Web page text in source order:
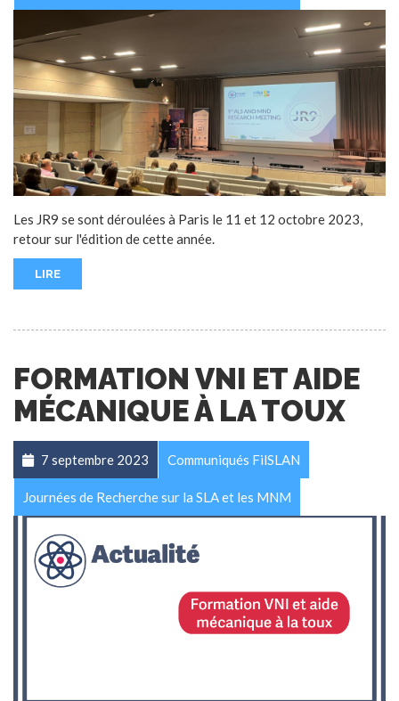
Les JR9 se sont déroulées à Paris le 11 et 12 octobre 2023,
retour sur l'édition de cette année.
LIRE
FORMATION VNI ET AIDE
MÉCANIQUE À LA TOUX
7 septembre 2023 Communiqués FilSLAN
Journées de Recherche sur la SLA et les MNM